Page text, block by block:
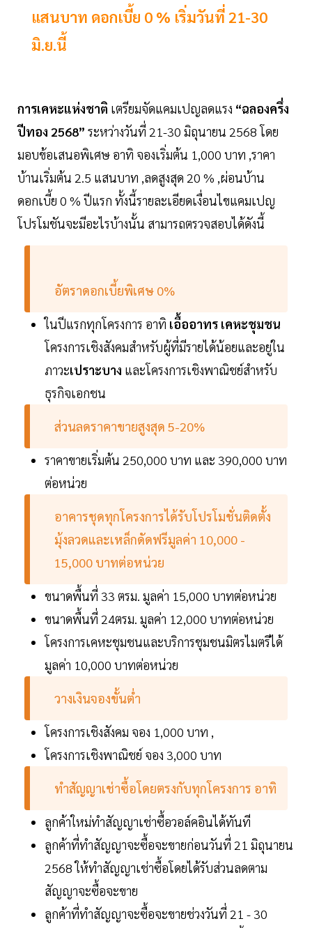
แสนบาท ดอกเบี้ย 0 % เริ่มวันที่ 21-30
มิ.ย.นี้
การเคหะแห่งชาติ เตรียมจัดแคมเปญลดแรง “ฉลองครึ่ง
ปีทอง 2568” ระหว่างวันที่ 21-30 มิถุนายน 2568 โดย
มอบข้อเสนอพิเศษ อาทิ จองเริ่มต้น 1,000 บาท ,ราคา
บ้านเริ่มต้น 2.5 แสนบาท ,ลดสูงสุด 20 % ,ผ่อนบ้าน
ดอกเบี้ย 0 % ปีแรก ทั้งนี้รายละเอียดเงื่อนไขแคมเปญ
โปรโมชันจะมีอะไรบ้างนั้น สามารถตรวจสอบได้ดังนี้
อัตราดอกเบี้ยพิเศษ 0%
ในปีแรกทุกโครงการ อาทิ เอื้ออาทร เคหะชุมชน
โครงการเชิงสังคมสำหรับผู้ที่มีรายได้น้อยและอยู่ใน
ภาวะเปราะบาง และโครงการเชิงพาณิชย์สำหรับ
ธุรกิจเอกชน
ส่วนลดราคาขายสูงสุด 5-20%
ราคาขายเริ่มต้น 250,000 บาท และ 390,000 บาท
ต่อหน่วย
อาคารชุดทุกโครงการได้รับโปรโมชั่นติดตั้ง
มุ้งลวดและเหล็กดัดฟรีมูลค่า 10,000 -
15,000 บาทต่อหน่วย
ขนาดพื้นที่ 33 ตรม. มูลค่า 15,000 บาทต่อหน่วย
ขนาดพื้นที่ 24ตรม. มูลค่า 12,000 บาทต่อหน่วย
โครงการเคหะชุมชนและบริการชุมชนมิตรไมตรีได้
มูลค่า 10,000 บาทต่อหน่วย
วางเงินจองขั้นต่ำ
โครงการเชิงสังคม จอง 1,000 บาท ,
โครงการเชิงพาณิชย์ จอง 3,000 บาท
ทำสัญญาเช่าซื้อโดยตรงกับทุกโครงการ อาทิ
ลูกค้าใหม่ทำสัญญาเช่าซื้อวอล์คอินได้ทันที
ลูกค้าที่ทำสัญญาจะซื้อจะขายก่อนวันที่ 21 มิถุนายน
2568 ให้ทำสัญญาเช่าซื้อโดยได้รับส่วนลดตาม
สัญญาจะซื้อจะขาย
ลูกค้าที่ทำสัญญาจะซื้อจะขายช่วงวันที่ 21 - 30